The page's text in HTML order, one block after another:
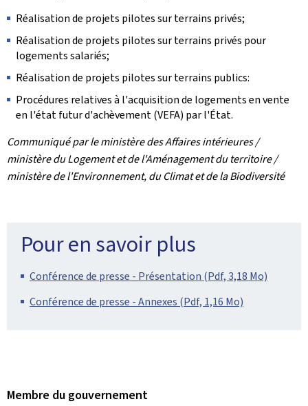
Réalisation de projets pilotes sur terrains privés;
Réalisation de projets pilotes sur terrains privés pour
logements salariés;
Réalisation de projets pilotes sur terrains publics:
Procédures relatives à l'acquisition de logements en vente
en l'état futur d'achèvement (VEFA) par l'État.
Communiqué par le ministère des Affaires intérieures /
ministère du Logement et de l'Aménagement du territoire /
ministère de l'Environnement, du Climat et de la Biodiversité
Pour en savoir plus
Conférence de presse - Présentation (Pdf, 3,18 Mo)
Conférence de presse - Annexes (Pdf, 1,16 Mo)
Membre du gouvernement